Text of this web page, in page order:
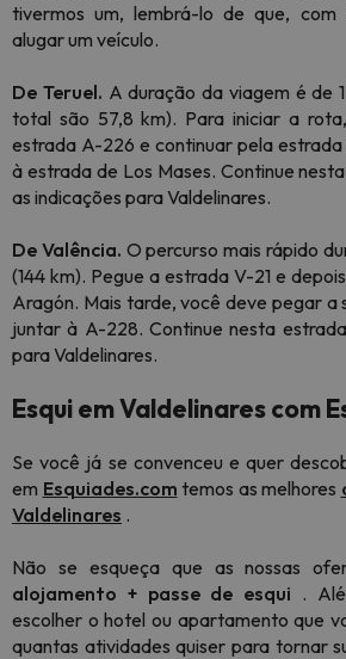
tivermos um, lembrá-lo de que,
alugar um veículo.
De Teruel. A duração da viagem é de
total são 57,8 km). Para iniciar a
estrada A-226 e continuar pela
à estrada de Los Mases. Continue
as indicações para Valdelinares.
De Valência. O percurso mais rápido
(144 km). Pegue a estrada V-21 e
Aragón. Mais tarde, você deve pegar a
juntar à A-228. Continue nesta
para Valdelinares.
Esqui em Valdelinares com
Se você já se convenceu e quer
em Esquiades.com temos as melhores
Valdelinares .
Não se esqueça que as nossas
alojamento + passe de esqui .
escolher o hotel ou apartamento que
quantas atividades quiser para tornar